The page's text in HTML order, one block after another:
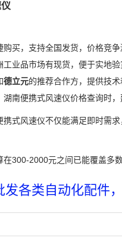
买，支持全国发货，价格竞争
业品市场有现货，便于实地验
德立元的推荐合作方，提供技术
南便携式风速仪价格查询时
式风速仪不仅能满足即时需
300-2000元之间已能覆盖多
发各类自动化配件